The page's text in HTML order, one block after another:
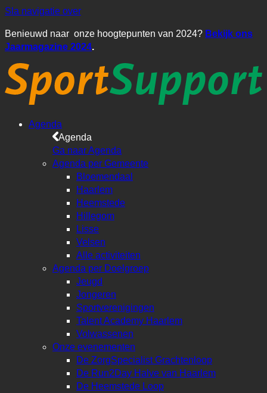
Sla navigatie over
Benieuwd naar onze hoogtepunten van 2024? Bekijk ons
Jaarmagazine 2024.
Agenda
Agenda
Ga naar Agenda
Agenda per Gemeente
Bloemendaal
Haarlem
Heemstede
Hillegom
Lisse
Velsen
Alle activiteiten
Agenda per Doelgroep
Jeugd
Jongeren
Sportverenigingen
Talent Academy Haarlem
Volwassenen
Onze evenementen
De ZorgSpecialist Grachtenloop
De Run2Day Halve van Haarlem
De Heemstede Loop